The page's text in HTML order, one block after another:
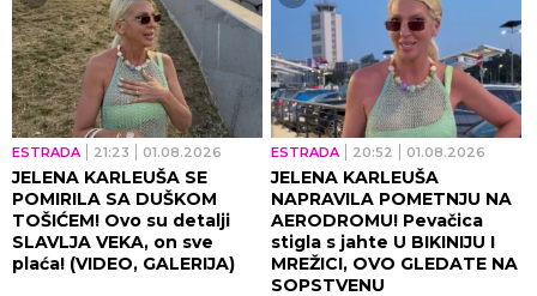
ESTRADA 21:23 01.08.2026
JELENA KARLEUŠA SE
POMIRILA SA DUŠKOM
TOŠIĆEM! Ovo su detalji
SLAVLJA VEKA, on sve
plaća! (VIDEO, GALERIJA)
ESTRADA 20:52 01.08.2026
JELENA KARLEUŠA
NAPRAVILA POMETNJU NA
AERODROMU! Pevačica
stigla s jahte U BIKINIJU I
MREŽICI, OVO GLEDATE NA
SOPSTVENU